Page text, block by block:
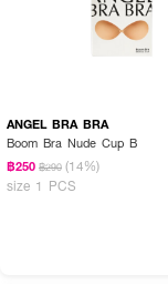
ANGEL BRA BRA
Boom Bra Nude Cup B
฿250 ฿290 (14%)
size 1 PCS